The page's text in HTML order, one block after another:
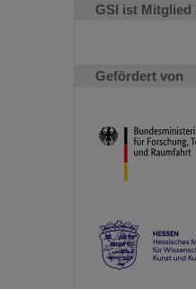
GSI ist Mitglied
Gefördert von